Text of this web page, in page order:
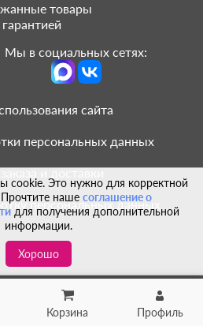
Корзина Профиль
cookie. Это нужно для корректной
наше соглашение о
для получения дополнительной
информации.
Хорошо
товары
гарантией
Мы в социальных сетях:
сайта
персональных данных
и доставки
персональных данных